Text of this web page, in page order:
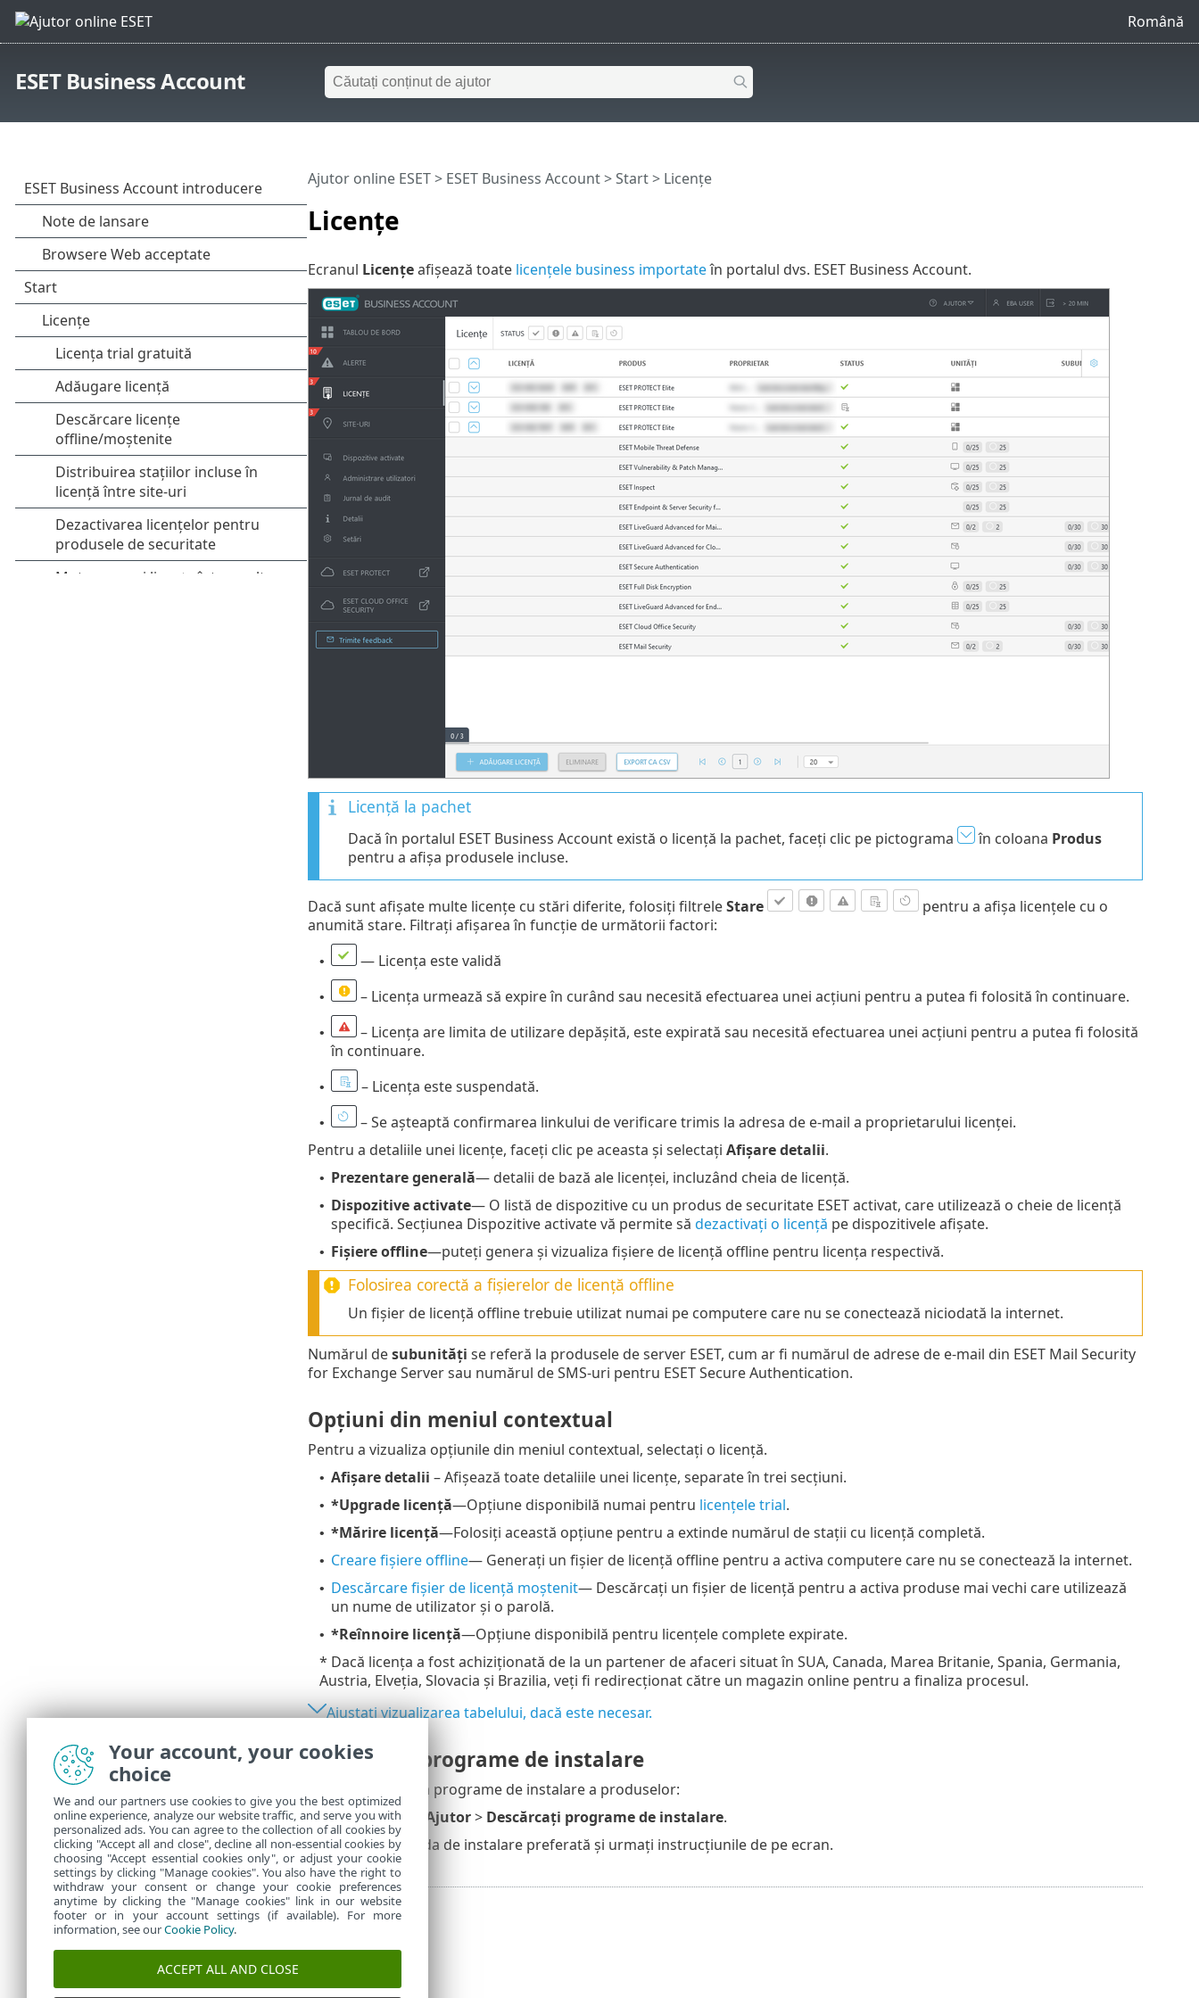
Română
ESET Business Account
Licențe
Ajutor online ESET> ESET Business Account>Start> Licențe
Ecranul Licențeafișează toate licențele business importateîn portalul dvs. ESET Business Account.
Licență la pachet
Dacă în portalul ESET Business Account există o licență la pachet, faceți clic pe pictograma în coloana Produs
pentru a afișa produsele incluse.
Dacă sunt afișate multe licențe cu stări diferite, folosiți filtreleStare
pentru a afișa licențele cu o
anumită stare. Filtrați afișarea în funcție de următorii factori:
• — Licența este validă
• – Licența urmează să expire în curând sau necesită efectuarea unei acțiuni pentru a putea fi folosită în continuare.
•
– Licența are limita de utilizare depășită, este expirată sau necesită efectuarea unei acțiuni pentru a putea fi folosită
în continuare.
• – Licența este suspendată.
•
– Se așteaptă confirmarea linkului de verificare trimis la adresa de e-mail a proprietarului licenței.
Pentru a detaliile unei licențe, faceți clic pe aceasta și selectați Afișare detalii.
• Prezentare generală— detalii de bază ale licenței, incluzând cheia de licență.
• Dispozitive activate— O listă de dispozitive cu un produs de securitate ESET activat, care utilizează o cheie de licență
specifică. Secțiunea Dispozitive activate vă permite să dezactivați o licență pe dispozitivele afișate.
• Fișiere offline—puteți genera și vizualiza fișiere de licență offline pentru licența respectivă.
Folosirea corectă a fișierelor de licență offline
Un fișier de licență offline trebuie utilizat numai pe computere care nu se conectează niciodată la internet.
Numărul desubunități se referă la produsele de server ESET, cum ar fi numărul de adrese de e-mail din ESET Mail Security
for Exchange Server sau numărul de SMS-uri pentru ESET Secure Authentication.
Opțiuni din meniul contextual
Pentru a vizualiza opțiunile din meniul contextual, selectați o licență.
• Afișare detalii – Afișează toate detaliile unei licențe, separate în trei secțiuni.
• *Upgrade licență—Opțiune disponibilă numai pentru licențele trial.
• *Mărire licență—Folosiți această opțiune pentru a extinde numărul de stații cu licență completă.
• Creare fișiere offline— Generați un fișier de licență offline pentru a activa computere care nu se conectează la internet.
• Descărcare fișier de licență moștenit— Descărcați un fișier de licență pentru a activa produse mai vechi care utilizează
un nume de utilizator și o parolă.
• *Reînnoire licență—Opțiune disponibilă pentru licențele complete expirate.
* Dacă licența a fost achiziționată de la un partener de afaceri situat în SUA, Canada, Marea Britanie, Spania, Germania,
Austria, Elveția, Slovacia și Brazilia, veți fi redirecționat către un magazin online pentru a finaliza procesul.
Ajustați vizualizarea tabelului, dacă este necesar.
Descărcați programe de instalare
Pentru a descărca programe de instalare a produselor:
1. Faceți clic pe Ajutor> Descărcați programe de instalare.
2. Alegeți metoda de instalare preferată și urmați instrucțiunile de pe ecran.
Your account, your cookies
choice
We and our partners use cookies to give you the best optimized
online experience, analyze our website traffic, and serve you with
personalized ads. You can agree to the collection of all cookies by
clicking "Accept all and close", decline all non-essential cookies by
choosing "Accept essential cookies only", or adjust your cookie
settings by clicking "Manage cookies". You also have the right to
withdraw your consent or change your cookie preferences
anytime by clicking the "Manage cookies" link in our website
footer or in your account settings (if available). For more
information, see ourCookie Policy.
ACCEPT ALL AND CLOSE